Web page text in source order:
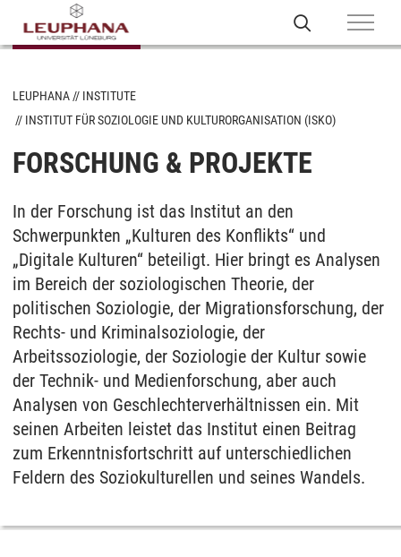
LEUPHANA
INSTITUTE
INSTITUT FÜR SOZIOLOGIE UND KULTURORGANISATION (ISKO)
FORSCHUNG & PROJEKTE
In der Forschung ist das Institut an den
Schwerpunkten „Kulturen des Konflikts“ und
„Digitale Kulturen“ beteiligt. Hier bringt es Analysen
im Bereich der soziologischen Theorie, der
politischen Soziologie, der Migrationsforschung, der
Rechts- und Kriminalsoziologie, der
Arbeitssoziologie, der Soziologie der Kultur sowie
der Technik- und Medienforschung, aber auch
Analysen von Geschlechterverhältnissen ein. Mit
seinen Arbeiten leistet das Institut einen Beitrag
zum Erkenntnisfortschritt auf unterschiedlichen
Feldern des Soziokulturellen und seines Wandels.